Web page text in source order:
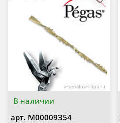
В наличии
арт. М00009354